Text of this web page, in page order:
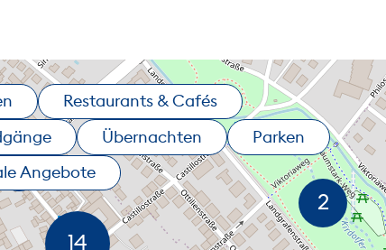
Restaurants & Cafés
Übernachten
Parken
Angebote